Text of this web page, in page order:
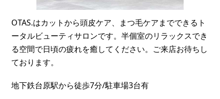
OTAS.はカットから頭皮ケア、まつ毛ケアまでできるト
ータルビューティサロンです。半個室のリラックスでき
る空間で日頃の疲れを癒してください。ご来店お待ちし
ております。
地下鉄台原駅から徒歩7分/駐車場3台有